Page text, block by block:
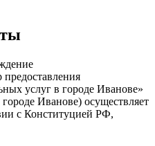
услуг в городе Иванове»
Иванове) осуществляет
с Конституцией РФ,